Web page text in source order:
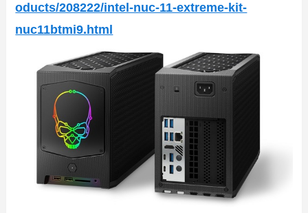
oducts/208222/intel-nuc-11-extreme-kit-
nuc11btmi9.html